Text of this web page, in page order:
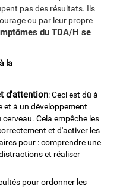
pas des résultats. Ils
ou par leur propre
du TDA/H se
la
d'attention: Ceci est dû à
et à un développement
Cela empêche les
et d'activer les
pour : comprendre une
et réaliser
pour ordonner les